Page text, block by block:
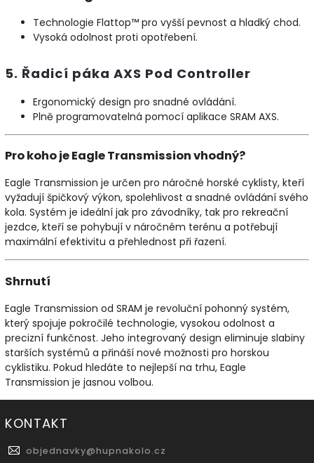
Technologie Flattop™ pro vyšší pevnost a hladký chod.
Vysoká odolnost proti opotřebení.
5. Řadicí páka AXS Pod Controller
Ergonomický design pro snadné ovládání.
Plně programovatelná pomocí aplikace SRAM AXS.
Pro koho je Eagle Transmission vhodný?
Eagle Transmission je určen pro náročné horské cyklisty, kteří
vyžadují špičkový výkon, spolehlivost a snadné ovládání svého
kola. Systém je ideální jak pro závodníky, tak pro rekreační
jezdce, kteří se pohybují v náročném terénu a potřebují
maximální efektivitu a přehlednost při řazení.
Shrnutí
Eagle Transmission od SRAM je revoluční pohonný systém,
který spojuje pokročilé technologie, vysokou odolnost a
precizní funkčnost. Jeho integrovaný design eliminuje slabiny
starších systémů a přináší nové možnosti pro horskou
cyklistiku. Pokud hledáte to nejlepší na trhu, Eagle
Transmission je jasnou volbou.
KONTAKT
objednavky@hupnakolo.cz